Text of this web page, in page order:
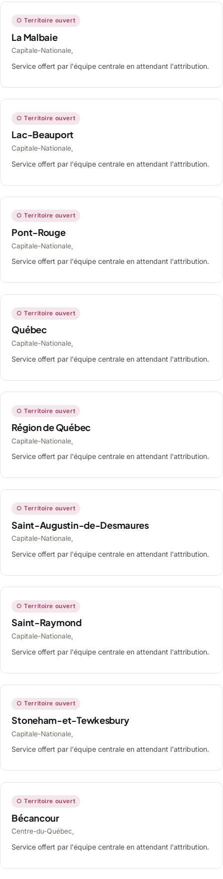
○ Territoire ouvert
La Malbaie
Capitale-Nationale,
Service offert par l'équipe centrale en attendant l'attribution.
○ Territoire ouvert
Lac-Beauport
Capitale-Nationale,
Service offert par l'équipe centrale en attendant l'attribution.
○ Territoire ouvert
Pont-Rouge
Capitale-Nationale,
Service offert par l'équipe centrale en attendant l'attribution.
○ Territoire ouvert
Québec
Capitale-Nationale,
Service offert par l'équipe centrale en attendant l'attribution.
○ Territoire ouvert
Région de Québec
Capitale-Nationale,
Service offert par l'équipe centrale en attendant l'attribution.
○ Territoire ouvert
Saint-Augustin-de-Desmaures
Capitale-Nationale,
Service offert par l'équipe centrale en attendant l'attribution.
○ Territoire ouvert
Saint-Raymond
Capitale-Nationale,
Service offert par l'équipe centrale en attendant l'attribution.
○ Territoire ouvert
Stoneham-et-Tewkesbury
Capitale-Nationale,
Service offert par l'équipe centrale en attendant l'attribution.
○ Territoire ouvert
Bécancour
Centre-du-Québec,
Service offert par l'équipe centrale en attendant l'attribution.